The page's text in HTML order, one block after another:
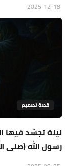
قصة تصميم
ليلة تجسّد فيها
رسول الله (صلى